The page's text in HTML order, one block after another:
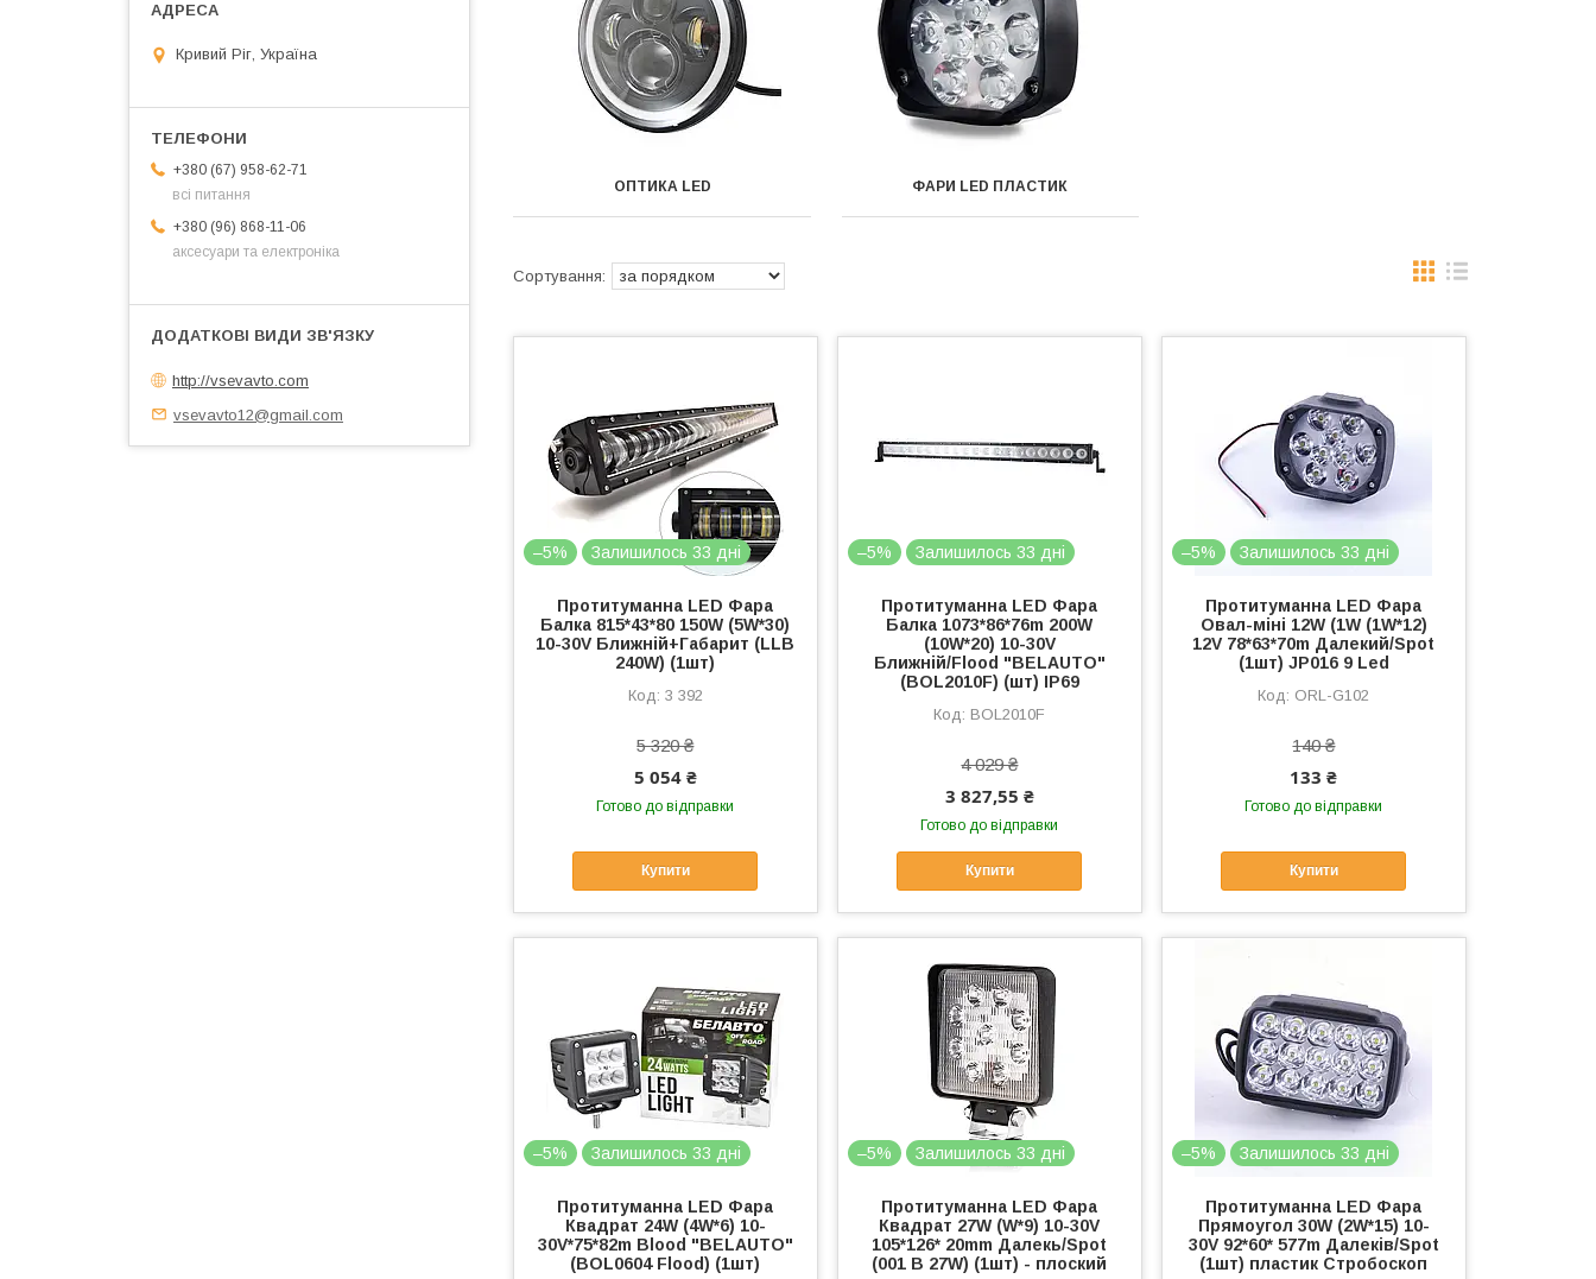
ОПТИКА LЕD ФАРИ LED ПЛАСТИК
–5% Залишилось 33 дні
Протитуманна LED Фара
Балка 815*43*80 150W (5W*30)
10-30V Ближній+Габарит (LLB
240W) (1шт)
3 392
5 320 ₴
5 054 ₴
Готово до відправки
Купити
–5% Залишилось 33 дні
Протитуманна LED Фара
Балка 1073*86*76m 200W
(10W*20) 10-30V
Ближній/Flood "BELAUTO"
(BOL2010F) (шт) IP69
BOL2010F
4 029 ₴
3 827,55 ₴
Готово до відправки
Купити
–5% Залишилось 33 дні
Протитуманна LED Фара
Овал-міні 12W (1W (1W*12)
12V 78*63*70m Далекий/Spot
(1шт) JP016 9 Led
ORL-G102
140 ₴
133 ₴
Готово до відправки
Купити
–5% Залишилось 33 дні
Протитуманна LED Фара
Квадрат 24W (4W*6) 10-
30V*75*82m Blood "BELAUTO"
(BOL0604 Flood) (1шт)
–5% Залишилось 33 дні
Протитуманна LED Фара
Квадрат 27W (W*9) 10-30V
105*126* 20mm Далекь/Spot
(001 B 27W) (1шт) - плоский
–5% Залишилось 33 дні
Протитуманна LED Фара
Прямоугол 30W (2W*15) 10-
30V 92*60* 577m Далеків/Spot
(1шт) пластик Стробоскоп
Кривий Ріг, Україна
+380 (67) 958-62-71
всі питання
+380 (96) 868-11-06
аксесуари та електроніка
http://vsevavto.com
vsevavto12@gmail.com